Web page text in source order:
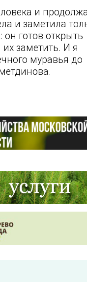
и
и заметила
он готов открыть
заметить. И я
муравья до